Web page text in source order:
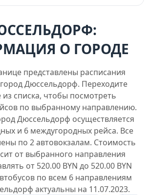
О ГОРОДЕ
представлены расписания
Дюссельдорф. Переходите
из списка, чтобы посмотреть
по выбранному направлению.
Дюссельдорф осуществляется
и 6 междугородных рейса. Все
по 2 автовокзалам. Стоимость
от выбранного направления
от 520.00 BYN до 520.00 BYN
по всем 6 направлениям
актуальны на 11.07.2023.